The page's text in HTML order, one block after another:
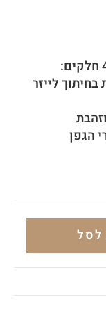
לייזר
לסל